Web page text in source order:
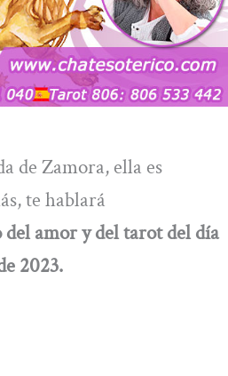
de Zamora, ella es
te hablará
amor y del tarot del día
2023.